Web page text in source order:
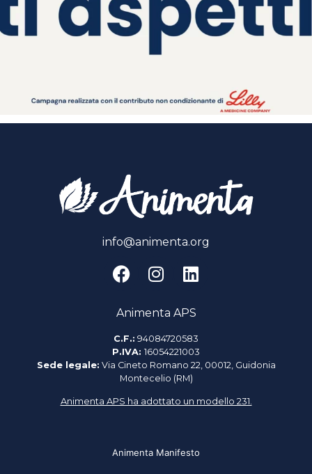
info@animenta.org
Animenta APS
C.F.: 94084720583
P.IVA: 16054221003
Sede legale: Via Cineto Romano 22, 00012, Guidonia
Montecelio (RM)
Animenta APS ha adottato un modello 231.
Animenta Manifesto